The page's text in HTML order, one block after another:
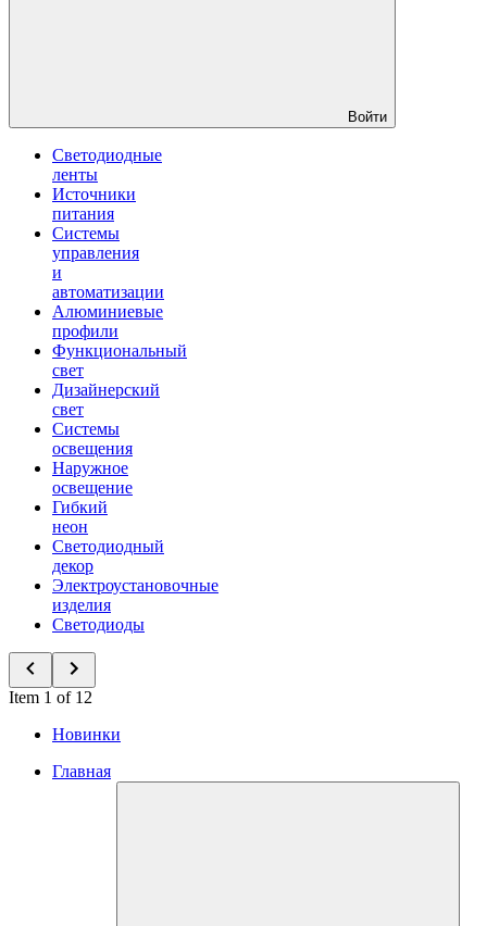
Войти
Светодиодные
ленты
Источники
питания
Системы
управления
и
автоматизации
Алюминиевые
профили
Функциональный
свет
Дизайнерский
свет
Системы
освещения
Наружное
освещение
Гибкий
неон
Светодиодный
декор
Электроустановочные
изделия
Светодиоды
Item 1 of 12
Новинки
Главная